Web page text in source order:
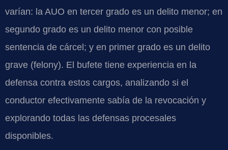
varían: la AUO en tercer grado es un delito menor; en
segundo grado es un delito menor con posible
sentencia de cárcel; y en primer grado es un delito
grave (felony). El bufete tiene experiencia en la
defensa contra estos cargos, analizando si el
conductor efectivamente sabía de la revocación y
explorando todas las defensas procesales
disponibles.